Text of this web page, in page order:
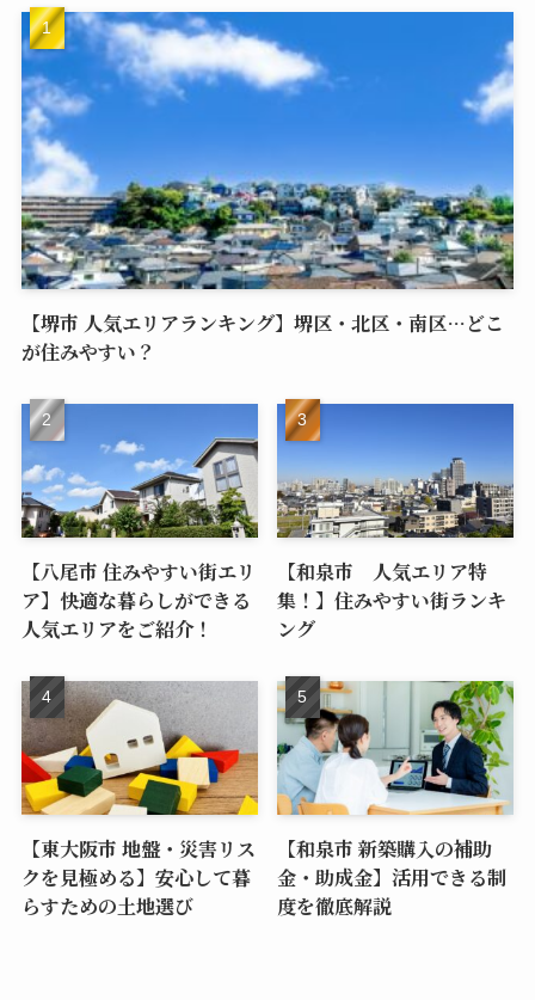
【堺市 人気エリアランキング】堺区・北区・南区…どこ
が住みやすい？
【八尾市 住みやすい街エリ
ア】快適な暮らしができる
人気エリアをご紹介！
【和泉市 人気エリア特
集！】住みやすい街ランキ
ング
【東大阪市 地盤・災害リス
クを見極める】安心して暮
らすための土地選び
【和泉市 新築購入の補助
金・助成金】活用できる制
度を徹底解説